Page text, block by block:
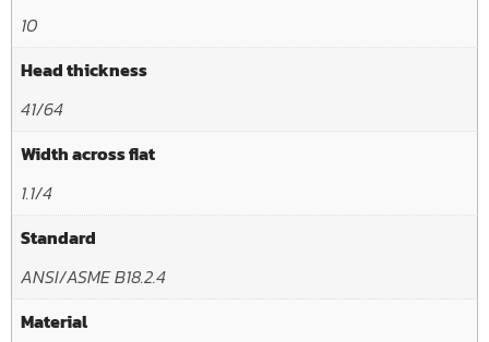
10
Head thickness
41/64
Width across flat
1.1/4
Standard
ANSI/ASME B18.2.4
Material